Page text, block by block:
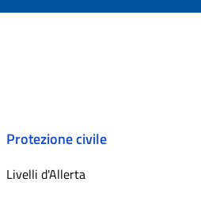
Protezione civile
Livelli d'Allerta